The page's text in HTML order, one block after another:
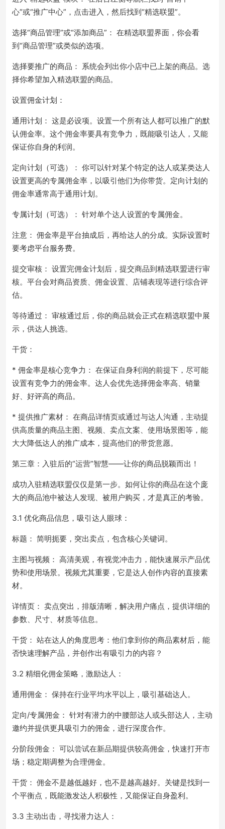
心”或“推广中心”，点击进入，然后找到“精选联盟”。
选择“商品管理”或“添加商品”： 在精选联盟界面，你会看
到“商品管理”或类似的选项。
选择要推广的商品： 系统会列出你小店中已上架的商品。选
择你希望加入精选联盟的商品。
设置佣金计划：
通用计划： 这是必设项。设置一个所有达人都可以推广的默
认佣金率。这个佣金率要具有竞争力，既能吸引达人，又能
保证你自身的利润。
定向计划（可选）： 你可以针对某个特定的达人或某类达人
设置更高的专属佣金率，以吸引他们为你带货。定向计划的
佣金率通常高于通用计划。
专属计划（可选）： 针对单个达人设置的专属佣金。
注意： 佣金率是平台抽成后，再给达人的分成。实际设置时
要考虑平台服务费。
提交审核： 设置完佣金计划后，提交商品到精选联盟进行审
核。平台会对商品资质、佣金设置、店铺表现等进行综合评
估。
等待通过： 审核通过后，你的商品就会正式在精选联盟中展
示，供达人挑选。
干货：
* 佣金率是核心竞争力： 在保证自身利润的前提下，尽可能
设置有竞争力的佣金率。达人会优先选择佣金率高、销量
好、好评高的商品。
* 提供推广素材： 在商品详情页或通过与达人沟通，主动提
供高质量的商品主图、视频、卖点文案、使用场景图等，能
大大降低达人的推广成本，提高他们的带货意愿。
第三章：入驻后的“运营”智慧——让你的商品脱颖而出！
成功入驻精选联盟仅仅是第一步。如何让你的商品在这个庞
大的商品池中被达人发现、被用户购买，才是真正的考验。
3.1 优化商品信息，吸引达人眼球：
标题： 简明扼要，突出卖点，包含核心关键词。
主图与视频： 高清美观，有视觉冲击力，能快速展示产品优
势和使用场景。视频尤其重要，它是达人创作内容的直接素
材。
详情页： 卖点突出，排版清晰，解决用户痛点，提供详细的
参数、尺寸、材质等信息。
干货： 站在达人的角度思考：他们拿到你的商品素材后，能
否快速理解产品，并创作出有吸引力的内容？
3.2 精细化佣金策略，激励达人：
通用佣金： 保持在行业平均水平以上，吸引基础达人。
定向/专属佣金： 针对有潜力的中腰部达人或头部达人，主动
邀约并提供更具吸引力的佣金，进行深度合作。
分阶段佣金： 可以尝试在新品期提供较高佣金，快速打开市
场；稳定期调整为合理佣金。
干货： 佣金不是越低越好，也不是越高越好。关键是找到一
个平衡点，既能激发达人积极性，又能保证自身盈利。
3.3 主动出击，寻找潜力达人：